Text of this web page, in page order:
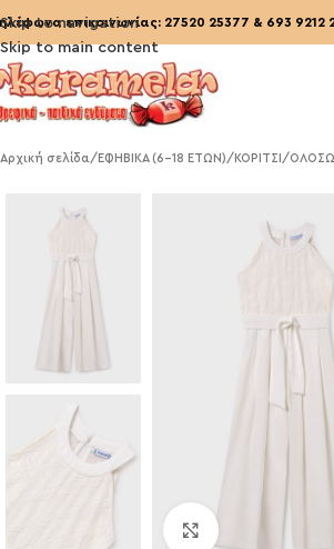
Skip to navigation
Skip to main content
επικοινωνίας: 27520 25377 & 693 9212
Αρχική σελίδα/ ΕΦΗΒΙΚΑ (6-18 ΕΤΩΝ)/ ΚΟΡΙΤΣΙ /